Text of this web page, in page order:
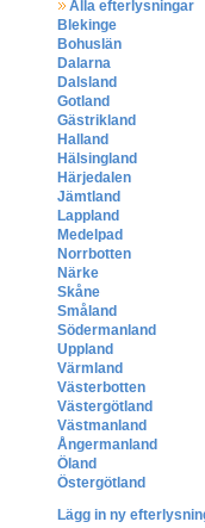
Alla efterlysningar
Blekinge
Bohuslän
Dalarna
Dalsland
Gotland
Gästrikland
Halland
Hälsingland
Härjedalen
Jämtland
Lappland
Medelpad
Norrbotten
Närke
Skåne
Småland
Södermanland
Uppland
Värmland
Västerbotten
Västergötland
Västmanland
Ångermanland
Öland
Östergötland
Lägg in ny